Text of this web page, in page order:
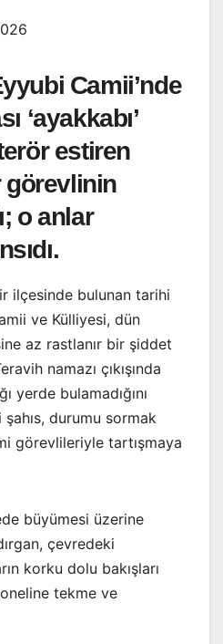
Camii’nde
‘ayakkabı’
estiren
görevlinin
o anlar
ilçesinde bulunan tarihi
ve Külliyesi, dün
az rastlanır bir şiddet
namazı çıkışında
yerde bulamadığını
durumu sormak
görevlileriyle tartışmaya
büyümesi üzerine
çevredeki
korku dolu bakışları
tekme ve